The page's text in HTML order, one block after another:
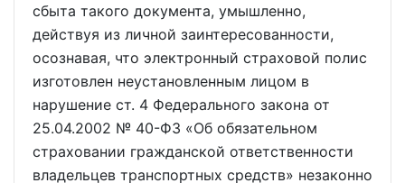
сбыта такого документа, умышленно,
действуя из личной заинтересованности,
осознавая, что электронный страховой полис
изготовлен неустановленным лицом в
нарушение ст. 4 Федерального закона от
25.04.2002 № 40-ФЗ «Об обязательном
страховании гражданской ответственности
владельцев транспортных средств» незаконно